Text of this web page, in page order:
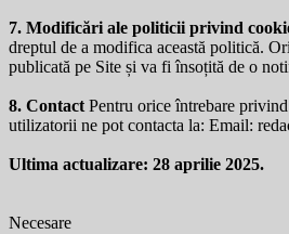
7. Modificări ale politicii privind
dreptul de a modifica această politică.
publicată pe Site și va fi însoțită de o
8. Contact Pentru orice întrebare
utilizatorii ne pot contacta la: Email:
Ultima actualizare: 28 aprilie 2025.
Necesare